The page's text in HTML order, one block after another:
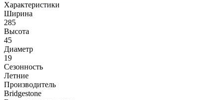
Характеристики
Ширина
285
Высота
45
Диаметр
19
Сезонность
Летние
Производитель
Bridgestone